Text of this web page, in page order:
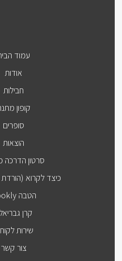
עמוד
אודות
חבילות
קופון
סופרים
הוצאות
סרטון הדרכה
כיצד לקרוא
הטבה Bookly
קרן
שירות
צור קשר